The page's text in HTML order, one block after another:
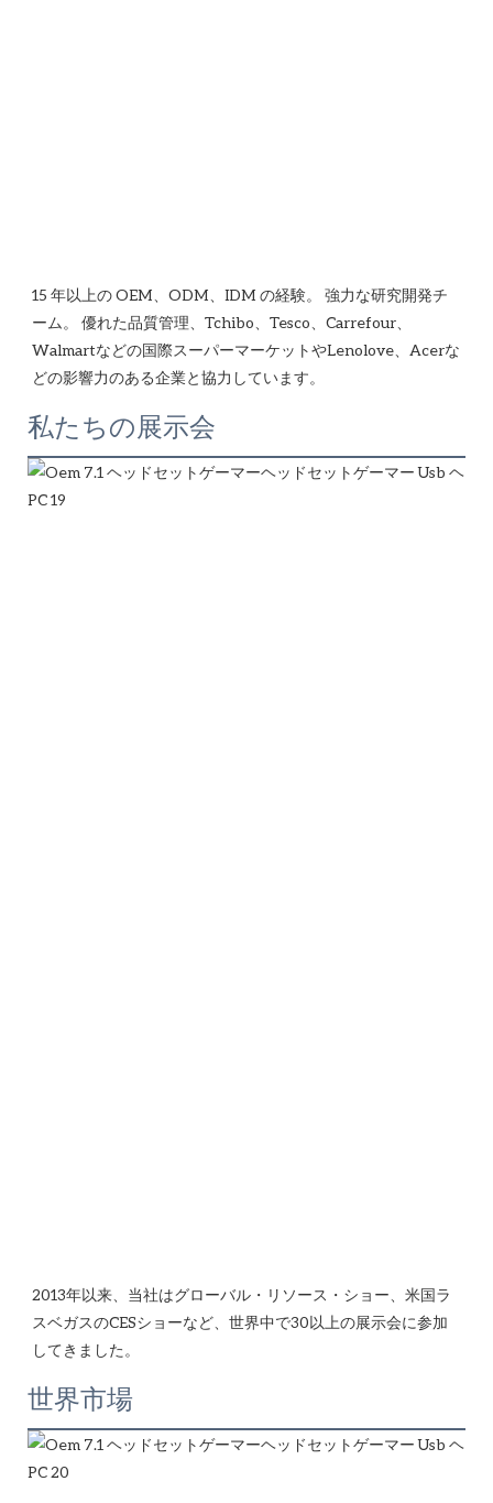
15 年以上の OEM、ODM、IDM の経験。 強力な研究開発チ
ーム。 優れた品質管理、Tchibo、Tesco、Carrefour、
Walmartなどの国際スーパーマーケットやLenolove、Acerな
私たちの展示会
2013年以来、当社はグローバル・リソース・ショー、米国ラ
スベガスのCESショーなど、世界中で30以上の展示会に参加
世界市場